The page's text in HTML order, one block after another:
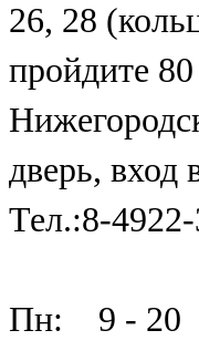
26, 28
пройдите
дверь, вход
Тел.:8-
Пн: 9 - 20